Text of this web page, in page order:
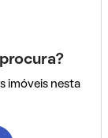
imóveis nesta